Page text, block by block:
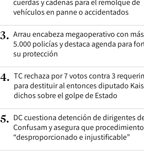
vehículos en panne o accidentados
3. Arrau encabeza megaoperativo con
5.000 policías y destaca agenda para
su protección
4. TC rechaza por 7 votos contra 3
para destituir al entonces diputado
dichos sobre el golpe de Estado
5. DC cuestiona detención de dirigentes
Confusam y asegura que
“desproporcionado e injustificable”